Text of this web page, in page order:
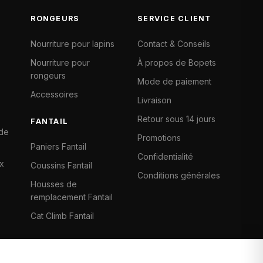
RONGEURS
Nourriture pour lapins
Nourriture pour
rongeurs
Accessoires
FANTAIL
Paniers Fantail
Coussins Fantail
Housses de
remplacement Fantail
Cat Climb Fantail
SERVICE CLIENT
Contact & Conseils
À propos de Bopets
Mode de paiement
Livraison
Retour sous 14 jours
Promotions
Confidentialité
Conditions générales